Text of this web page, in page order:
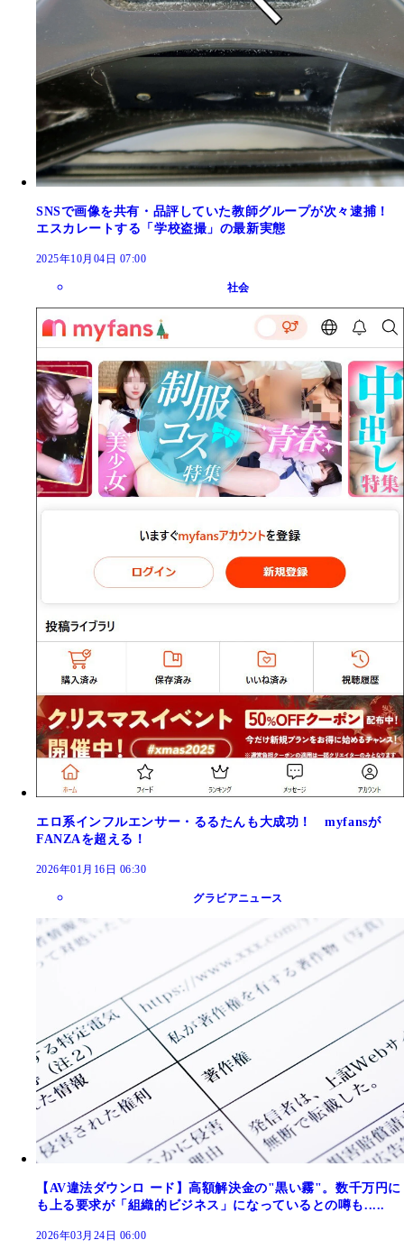
SNSで画像を共有・品評していた教師グループが次々逮捕！
エスカレートする「学校盗撮」の最新実態
2025年10月04日 07:00
社会
エロ系インフルエンサー・るるたんも大成功！ myfansが
FANZAを超える！
2026年01月16日 06:30
グラビアニュース
【AV違法ダウンロ ード】高額解決金の"黒い霧"。数千万円に
も上る要求が「組織的ビジネス」になっているとの噂も.....
2026年03月24日 06:00